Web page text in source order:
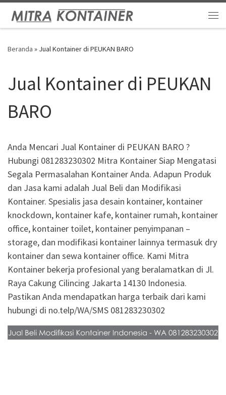
Skip to content
Beranda » Jual Kontainer di PEUKAN BARO
Jual Kontainer di PEUKAN
BARO
Anda Mencari Jual Kontainer di PEUKAN BARO ?
Hubungi 081283230302 Mitra Kontainer Siap Mengatasi
Segala Permasalahan Kontainer Anda. Adapun Produk
dan Jasa kami adalah Jual Beli dan Modifikasi
Kontainer. Spesialis jasa desain kontainer, kontainer
knockdown, kontainer kafe, kontainer rumah, kontainer
office, kontainer toilet, kontainer penyimpanan –
storage, dan modifikasi kontainer lainnya termasuk dry
kontainer dan sewa kontainer office. Kami Mitra
Kontainer bekerja profesional yang beralamatkan di Jl.
Raya Cakung Cilincing Jakarta 14130 Indonesia.
Pastikan Anda mendapatkan harga terbaik dari kami
hubungi di no.telp/WA/SMS 081283230302